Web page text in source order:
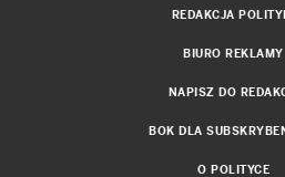
REDAKCJA
BIURO REKLAMY
NAPISZ DO
BOK DLA
O POLITYCE